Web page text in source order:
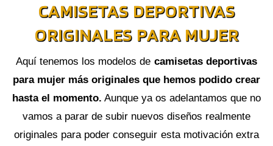
CAMISETAS DEPORTIVAS
ORIGINALES PARA MUJER
Aquí tenemos los modelos de camisetas deportivas
para mujer más originales que hemos podido crear
hasta el momento. Aunque ya os adelantamos que no
vamos a parar de subir nuevos diseños realmente
originales para poder conseguir esta motivación extra